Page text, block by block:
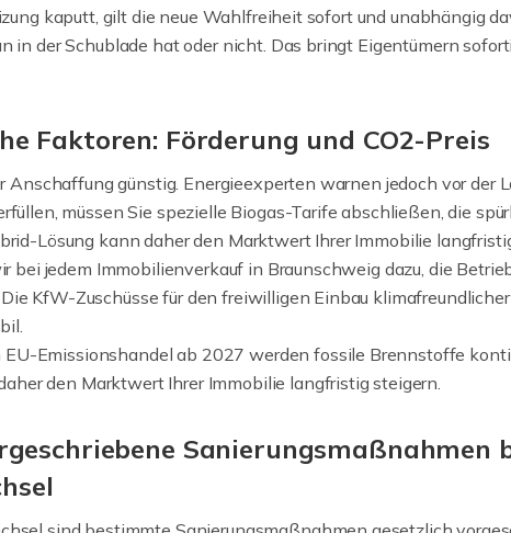
kaputt, gilt die neue Wahlfreiheit sofort und unabhängig
in der Schublade hat oder nicht. Das bringt Eigentümern
Faktoren: Förderung und CO2-Preis
Anschaffung günstig. Energieexperten warnen jedoch vor der
müssen Sie spezielle Biogas-Tarife abschließen, die
Lösung kann daher den Marktwert Ihrer Immobilie
bei jedem Immobilienverkauf in Braunschweig dazu, die
KfW-Zuschüsse für den freiwilligen Einbau
EU-Emissionshandel ab 2027 werden fossile Brennstoffe
den Marktwert Ihrer Immobilie langfristig steigern.
Sanierungsmaßnahmen